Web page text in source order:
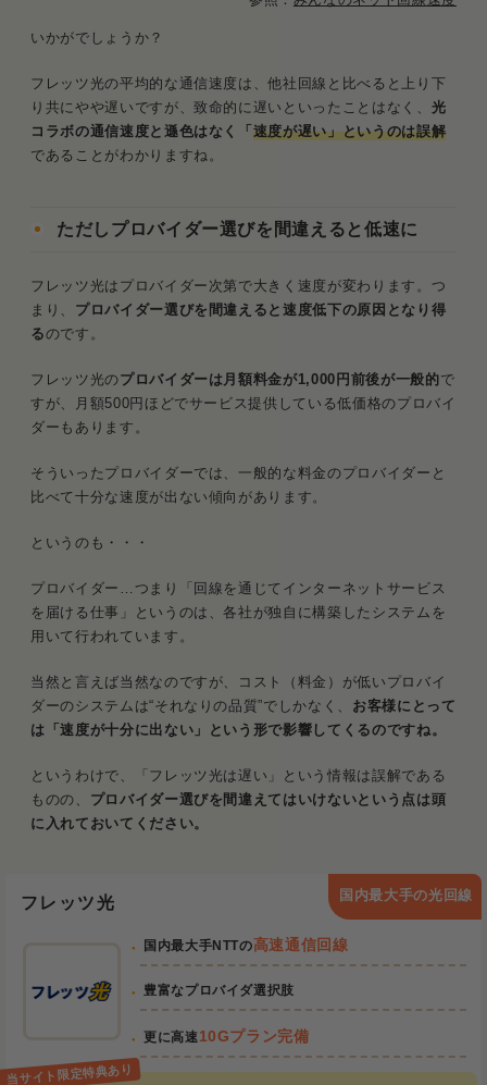
いかがでしょうか？
フレッツ光の平均的な通信速度は、他社回線と比べると上り下
り共にやや遅いですが、致命的に遅いといったことはなく、 光
コラボの通信速度と遜色はなく「 速度が遅い」というのは誤解
であることがわかりますね。
ただしプロバイダー選びを間違えると低速に
フレッツ光はプロバイダー次第で大きく速度が変わります。つ
まり、 プロバイダー選びを間違えると速度低下の原因となり得
るのです。
フレッツ光のプロバイダーは月額料金が1,000円前後が一般的で
すが、月額500円ほどでサービス提供している低価格のプロバイ
ダーもあります。
そういったプロバイダーでは、一般的な料金のプロバイダーと
比べて十分な速度が出ない傾向があります。
というのも・・・
プロバイダー…つまり「回線を通じてインターネットサービス
を届ける仕事」というのは、各社が独自に構築したシステムを
用いて行われています。
当然と言えば当然なのですが、コスト（料金）が低いプロバイ
ダーのシステムは“それなりの品質”でしかなく、 お客様にとって
は「速度が十分に出ない」という形で影響してくるのですね。
というわけで、「フレッツ光は遅い」という情報は誤解である
ものの、 プロバイダー選びを間違えてはいけないという点は頭
に入れておいてください。
フレッツ光 国内最大手の光回線
国内最大手NTTの高速通信回線
豊富なプロバイダ選択肢
更に高速 10Gプラン完備